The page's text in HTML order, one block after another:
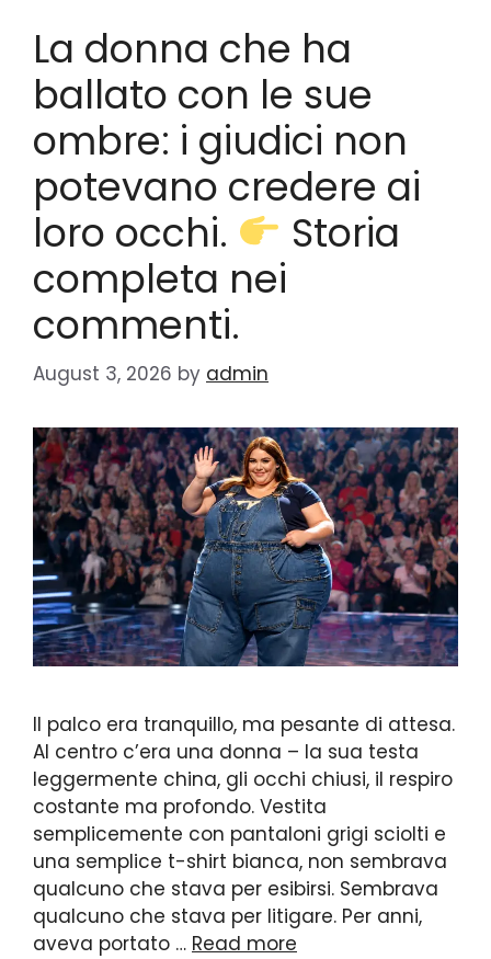
La donna che ha
ballato con le sue
ombre: i giudici non
potevano credere ai
loro occhi.
Storia
completa nei
commenti.
August 3, 2026 by admin
Il palco era tranquillo, ma pesante di attesa.
Al centro c’era una donna – la sua testa
leggermente china, gli occhi chiusi, il respiro
costante ma profondo. Vestita
semplicemente con pantaloni grigi sciolti e
una semplice t-shirt bianca, non sembrava
qualcuno che stava per esibirsi. Sembrava
qualcuno che stava per litigare. Per anni,
aveva portato … Read more